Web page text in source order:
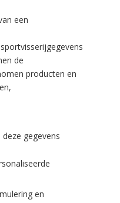
een
de
producten en
gegevens
en